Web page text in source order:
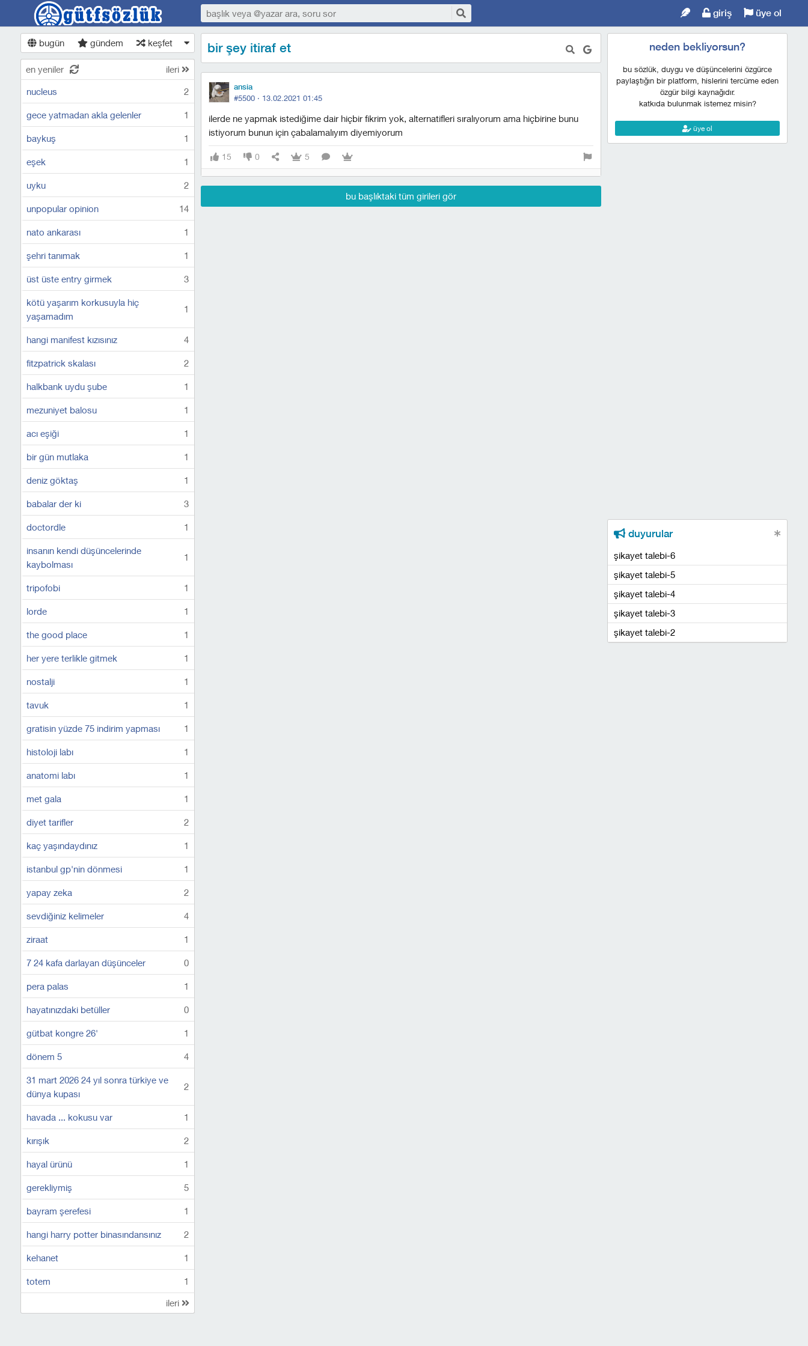
giriş üye ol
bugün gündem keşfet
en yeniler ileri
nucleus 2
gece yatmadan akla gelenler 1
baykuş 1
eşek 1
uyku 2
unpopular opinion 14
nato ankarası 1
şehri tanımak 1
üst üste entry girmek 3
kötü yaşarım korkusuyla hiç
yaşamadım
1
hangi manifest kızısınız 4
fitzpatrick skalası 2
halkbank uydu şube 1
mezuniyet balosu 1
acı eşiği 1
bir gün mutlaka 1
deniz göktaş 1
babalar der ki 3
doctordle 1
insanın kendi düşüncelerinde
kaybolması
1
tripofobi 1
lorde 1
the good place 1
her yere terlikle gitmek 1
nostalji 1
tavuk 1
gratisin yüzde 75 indirim yapması 1
histoloji labı 1
anatomi labı 1
met gala 1
diyet tarifler 2
kaç yaşındaydınız 1
istanbul gp'nin dönmesi 1
yapay zeka 2
sevdiğiniz kelimeler 4
ziraat 1
7 24 kafa darlayan düşünceler 0
pera palas 1
hayatınızdaki betüller 0
gütbat kongre 26' 1
dönem 5 4
31 mart 2026 24 yıl sonra türkiye ve
dünya kupası
2
havada ... kokusu var 1
kırışık 2
hayal ürünü 1
gerekliymiş 5
bayram şerefesi 1
hangi harry potter binasındansınız 2
kehanet 1
totem 1
ileri
bir şey itiraf et
ansia
#5500 · 13.02.2021 01:45
i̇lerde ne yapmak istediğime dair hiçbir fikrim yok, alternatifleri sıralıyorum ama hiçbirine bunu
istiyorum bunun için çabalamalıyım diyemiyorum
15 0 5
bu başlıktaki tüm girileri gör
neden bekliyorsun?
bu sözlük, duygu ve düşüncelerini özgürce
paylaştığın bir platform, hislerini tercüme eden
özgür bilgi kaynağıdır.
katkıda bulunmak istemez misin?
üye ol
duyurular
şikayet talebi-6
şikayet talebi-5
şikayet talebi-4
şikayet talebi-3
şikayet talebi-2